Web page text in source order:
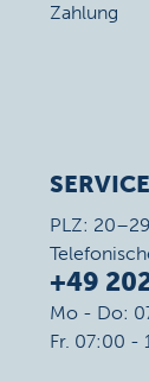
Zahlung
PLZ:
+49
Mo - Do:
Fr. 07:00 -